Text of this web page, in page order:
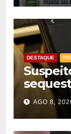
DESTAQUE
é AGO 8,